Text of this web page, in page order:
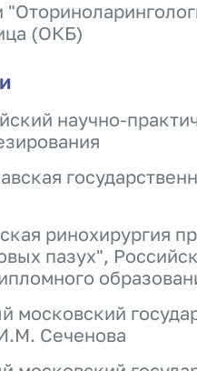
(ОКБ)
научно-
ринохирургия
пазух",
московский
Сеченова